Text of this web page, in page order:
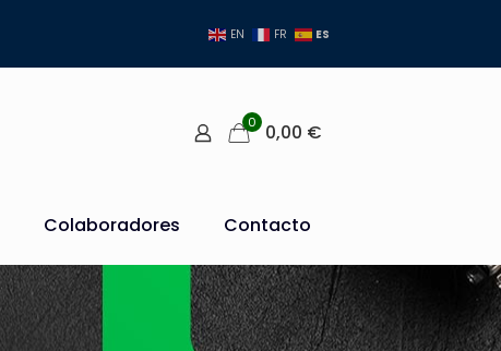
EN FR ES
0 0,00 €
Colaboradores Contacto